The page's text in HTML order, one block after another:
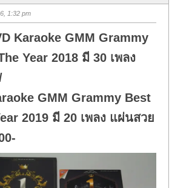
1:32 pm
Karaoke GMM Grammy
Year 2018 มี 30 เพลง
GMM Grammy Best
2019 มี 20 เพลง แผ่นสวย